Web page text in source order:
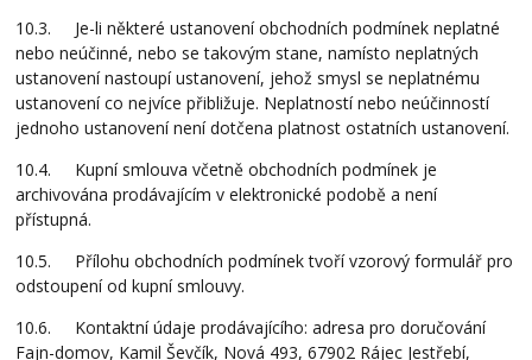
10.3. Je-li některé ustanovení obchodních podmínek neplatné
nebo neúčinné, nebo se takovým stane, namísto neplatných
ustanovení nastoupí ustanovení, jehož smysl se neplatnému
ustanovení co nejvíce přibližuje. Neplatností nebo neúčinností
jednoho ustanovení není dotčena platnost ostatních ustanovení.
10.4. Kupní smlouva včetně obchodních podmínek je
archivována prodávajícím v elektronické podobě a není
přístupná.
10.5. Přílohu obchodních podmínek tvoří vzorový formulář pro
odstoupení od kupní smlouvy.
10.6. Kontaktní údaje prodávajícího: adresa pro doručování
Fajn-domov, Kamil Ševčík, Nová 493, 67902 Rájec Jestřebí,